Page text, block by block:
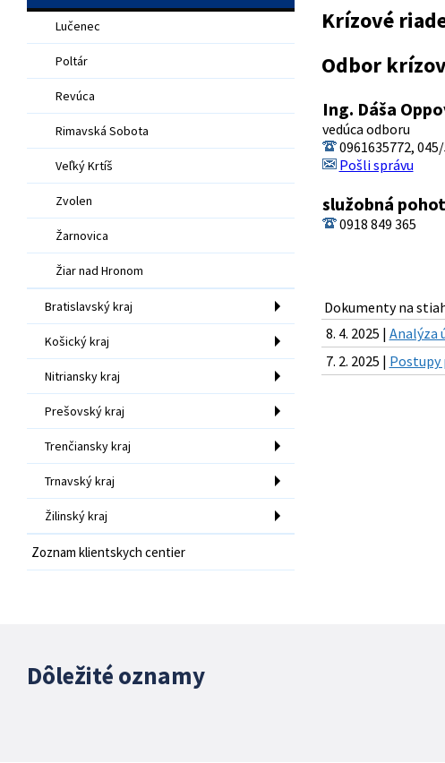
Lučenec
Poltár
Revúca
Rimavská Sobota
Veľký Krtíš
Zvolen
Žarnovica
Žiar nad Hronom
Bratislavský kraj
Košický kraj
Nitriansky kraj
Prešovský kraj
Trenčiansky kraj
Trnavský kraj
Žilinský kraj
Zoznam klientskych centier
Krízové
Odbor
Ing. Dáša
vedúca odboru
0961635772,
Pošli správu
služobná
0918 849 365
Dokumenty na
8. 4. 2025 | Analýza
7. 2. 2025 | Postupy
Dôležité oznamy